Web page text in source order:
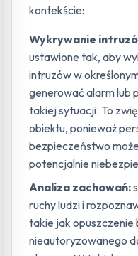
kontekście:
Wykrywanie
ustawione tak, aby
intruzów w
generować alarm lub
takiej sytuacji. To
obiektu, ponieważ
bezpieczeństwo
potencjalnie
Analiza zachowań:
ruchy ludzi i
takie jak opuszczenie
nieautoryzowanego